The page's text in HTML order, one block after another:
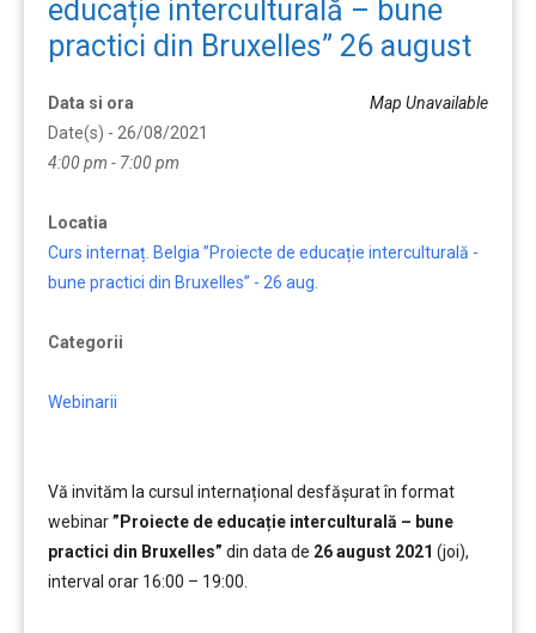
educație interculturală – bune
practici din Bruxelles” 26 august
Map Unavailable
Data si ora
Date(s) - 26/08/2021
4:00 pm - 7:00 pm
Locatia
Curs internaț. Belgia ”Proiecte de educație interculturală -
bune practici din Bruxelles” - 26 aug.
Categorii
Webinarii
Vă invităm la cursul internațional desfășurat în format
webinar”Proiecte de educație interculturală – bune
practici din Bruxelles” din data de 26 august 2021 (joi),
interval orar 16:00 – 19:00.